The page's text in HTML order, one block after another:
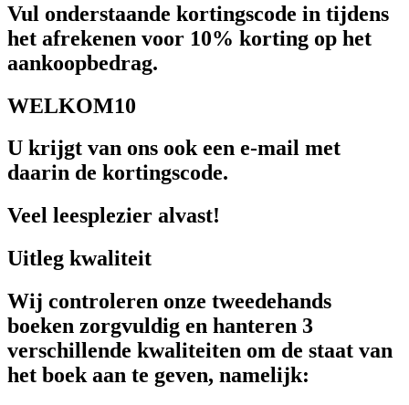
Vul onderstaande kortingscode in tijdens
het afrekenen voor 10% korting op het
aankoopbedrag.
WELKOM10
U krijgt van ons ook een e-mail met
daarin de kortingscode.
Veel leesplezier alvast!
Uitleg kwaliteit
Wij controleren onze tweedehands
boeken zorgvuldig en hanteren 3
verschillende kwaliteiten om de staat van
het boek aan te geven, namelijk: